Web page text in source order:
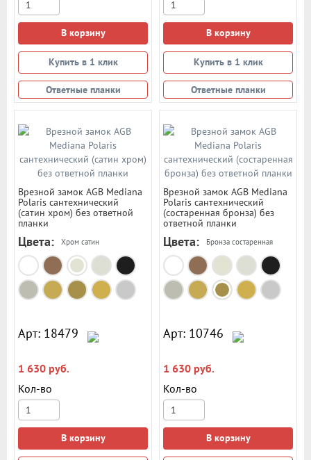
В корзину
Купить в 1 клик
Ответные планки
В корзину
Купить в 1 клик
Ответные планки
Врезной замок AGB Mediana
Polaris сантехнический
(сатин хром) без ответной
планки
Цвета: Хром сатин
Арт: 18479
1 630 руб.
Кол-во
В корзину
Врезной замок AGB Mediana
Polaris сантехнический
(состаренная бронза) без
ответной планки
Цвета: Бронза состаренная
Арт: 10746
1 630 руб.
Кол-во
В корзину